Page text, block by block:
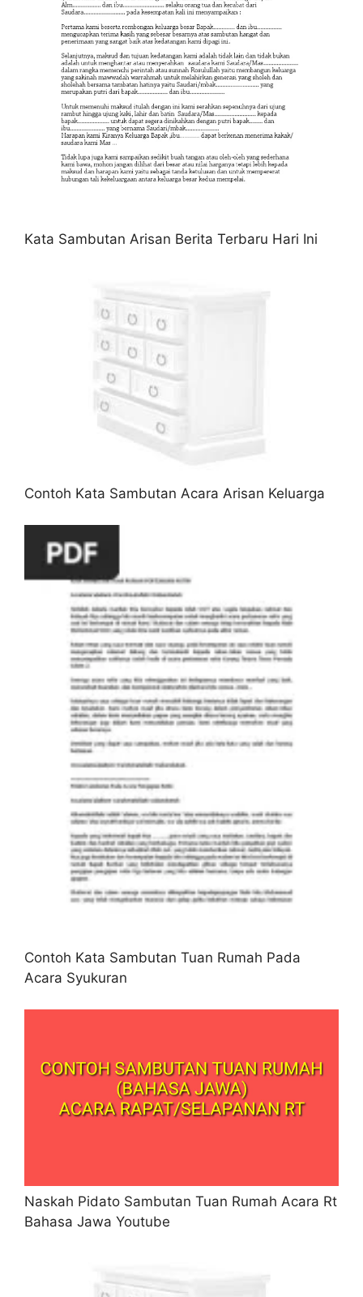
Kata Sambutan Arisan Berita Terbaru Hari Ini
Contoh Kata Sambutan Acara Arisan Keluarga
Contoh Kata Sambutan Tuan Rumah Pada
Acara Syukuran
Naskah Pidato Sambutan Tuan Rumah Acara Rt
Bahasa Jawa Youtube